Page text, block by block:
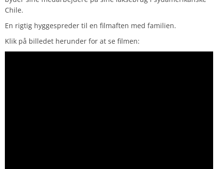
Chile.
En rigtig hyggespreder til en filmaften med familien.
Klik på billedet herunder for at se filmen: